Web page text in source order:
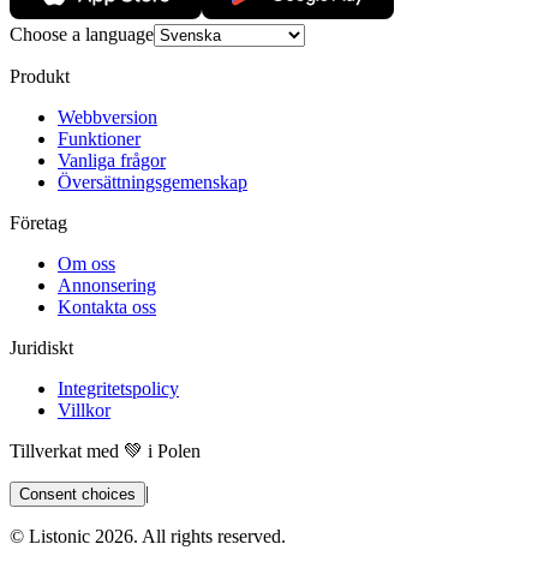
Choose a language
Produkt
Webbversion
Funktioner
Vanliga frågor
Översättningsgemenskap
Företag
Om oss
Annonsering
Kontakta oss
Juridiskt
Integritetspolicy
Villkor
Tillverkat med 💚 i Polen
Consent choices |
© Listonic 2026. All rights reserved.